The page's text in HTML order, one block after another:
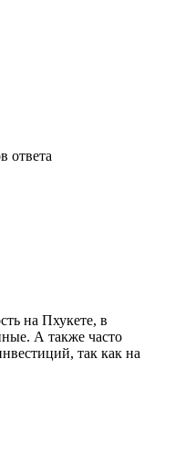
ответа
на Пхукете, в
А также часто
так как на